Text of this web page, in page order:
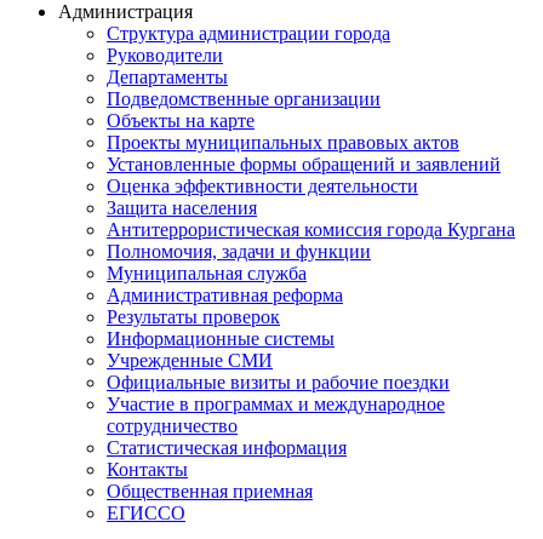
Администрация
Структура администрации города
Руководители
Департаменты
Подведомственные организации
Объекты на карте
Проекты муниципальных правовых актов
Установленные формы обращений и заявлений
Оценка эффективности деятельности
Защита населения
Антитеррористическая комиссия города Кургана
Полномочия, задачи и функции
Муниципальная служба
Административная реформа
Результаты проверок
Информационные системы
Учрежденные СМИ
Официальные визиты и рабочие поездки
Участие в программах и международное
сотрудничество
Статистическая информация
Контакты
Общественная приемная
ЕГИССО